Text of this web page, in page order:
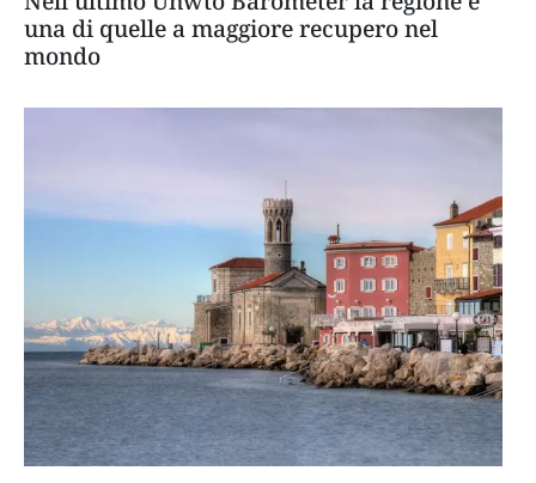
una di quelle a maggiore recupero nel
mondo